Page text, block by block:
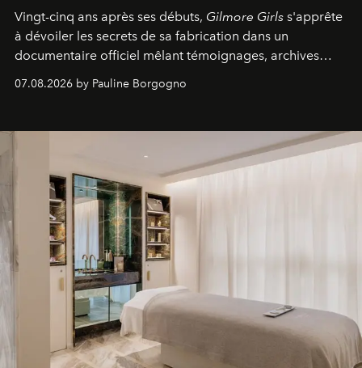
Vingt-cinq ans après ses débuts, Gilmore Girls s'apprête
à dévoiler les secrets de sa fabrication dans un
documentaire officiel mêlant témoignages, archives
générationnel.
07.08.2026 by Pauline Borgogno